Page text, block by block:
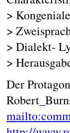
>
>
> Dialekt-
>
Der